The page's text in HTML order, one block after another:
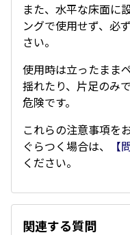
また、水平な床面に
ングで使用せず、必
さい。
使用時は立ったまま
揺れたり、片足のみ
危険です。
これらの注意事項を
ぐらつく場合は、
【
ください。
関連する質問